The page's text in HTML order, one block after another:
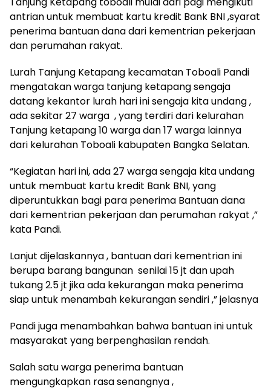
antrian untuk membuat kartu kredit Bank BNI ,syarat
penerima bantuan dana dari kementrian pekerjaan
dan perumahan rakyat.
Lurah Tanjung Ketapang kecamatan Toboali Pandi
mengatakan warga tanjung ketapang sengaja
datang kekantor lurah hari ini sengaja kita undang ,
ada sekitar 27 warga , yang terdiri dari kelurahan
Tanjung ketapang 10 warga dan 17 warga lainnya
dari kelurahan Toboali kabupaten Bangka Selatan.
“Kegiatan hari ini, ada 27 warga sengaja kita undang
untuk membuat kartu kredit Bank BNI, yang
diperuntukkan bagi para penerima Bantuan dana
dari kementrian pekerjaan dan perumahan rakyat ,”
kata Pandi.
Lanjut dijelaskannya , bantuan dari kementrian ini
berupa barang bangunan senilai 15 jt dan upah
tukang 2.5 jt jika ada kekurangan maka penerima
siap untuk menambah kekurangan sendiri ,” jelasnya
Pandi juga menambahkan bahwa bantuan ini untuk
masyarakat yang berpenghasilan rendah.
Salah satu warga penerima bantuan
mengungkapkan rasa senangnya ,